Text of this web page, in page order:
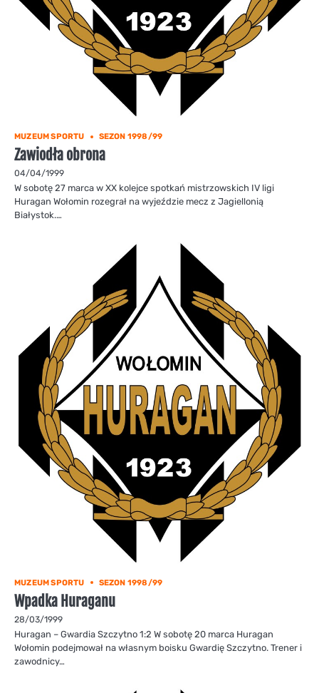
MUZEUM SPORTU SEZON 1998/99
Zawiodła obrona
04/04/1999
W sobotę 27 marca w XX kolejce spotkań mistrzowskich IV ligi
Huragan Wołomin rozegrał na wyjeździe mecz z Jagiellonią
Białystok.…
MUZEUM SPORTU SEZON 1998/99
Wpadka Huraganu
28/03/1999
Huragan – Gwardia Szczytno 1:2 W sobotę 20 marca Huragan
Wołomin podejmował na własnym boisku Gwardię Szczytno. Trener i
zawodnicy…